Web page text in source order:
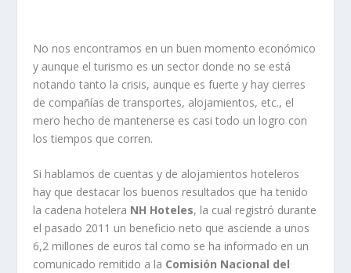
No nos encontramos en un buen momento económico
y aunque el turismo es un sector donde no se está
notando tanto la crisis, aunque es fuerte y hay cierres
de compañías de transportes, alojamientos, etc., el
mero hecho de mantenerse es casi todo un logro con
los tiempos que corren.
Si hablamos de cuentas y de alojamientos hoteleros
hay que destacar los buenos resultados que ha tenido
la cadena hotelera NH Hoteles, la cual registró durante
el pasado 2011 un beneficio neto que asciende a unos
6,2 millones de euros tal como se ha informado en un
comunicado remitido a la Comisión Nacional del